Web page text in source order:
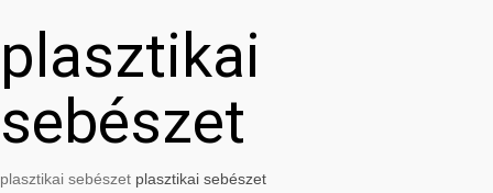
plasztikai
sebészet
plasztikai sebészet plasztikai sebészet